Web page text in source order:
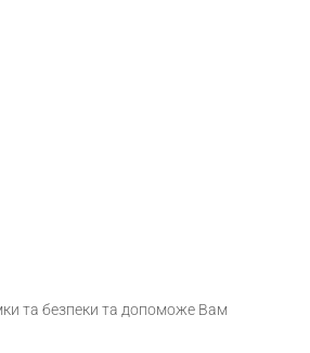
та безпеки та допоможе Вам